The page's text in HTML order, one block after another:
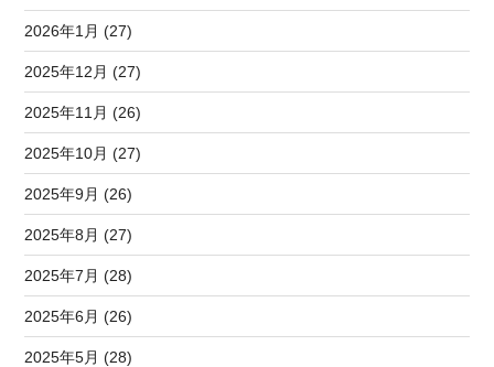
2026年1月 (27)
2025年12月 (27)
2025年11月 (26)
2025年10月 (27)
2025年9月 (26)
2025年8月 (27)
2025年7月 (28)
2025年6月 (26)
2025年5月 (28)